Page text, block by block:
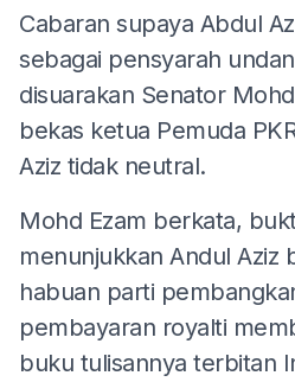
Cabaran supaya Abdul
sebagai pensyarah
disuarakan Senator
bekas ketua Pemuda
Aziz tidak neutral.
Mohd Ezam berkata,
menunjukkan Andul Aziz
habuan parti
pembayaran royalti
buku tulisannya terbitan